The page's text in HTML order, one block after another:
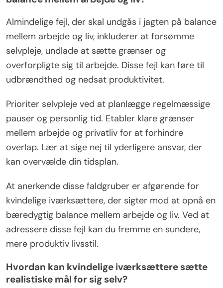
Almindelige fejl, der skal undgås i jagten på balance
mellem arbejde og liv, inkluderer at forsømme
selvpleje, undlade at sætte grænser og
overforpligte sig til arbejde. Disse fejl kan føre til
udbrændthed og nedsat produktivitet.
Prioriter selvpleje ved at planlægge regelmæssige
pauser og personlig tid. Etabler klare grænser
mellem arbejde og privatliv for at forhindre
overlap. Lær at sige nej til yderligere ansvar, der
kan overvælde din tidsplan.
At anerkende disse faldgruber er afgørende for
kvindelige iværksættere, der sigter mod at opnå en
bæredygtig balance mellem arbejde og liv. Ved at
adressere disse fejl kan du fremme en sundere,
mere produktiv livsstil.
Hvordan kan kvindelige iværksættere sætte
realistiske mål for sig selv?